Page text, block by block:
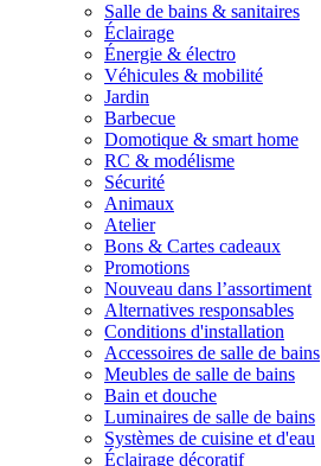
Salle de bains & sanitaires
Éclairage
Énergie & électro
Véhicules & mobilité
Jardin
Barbecue
Domotique & smart home
RC & modélisme
Sécurité
Animaux
Atelier
Bons & Cartes cadeaux
Promotions
Nouveau dans l’assortiment
Alternatives responsables
Conditions d'installation
Accessoires de salle de bains
Meubles de salle de bains
Bain et douche
Luminaires de salle de bains
Systèmes de cuisine et d'eau
Éclairage décoratif